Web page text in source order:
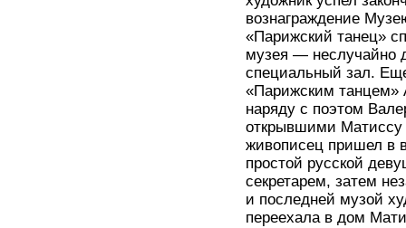
вознаграждение
«Парижский танец»
музея — неслучайно
специальный зал.
«Парижским танцем»
наряду с поэтом
открывшими Матиссу
живописец пришел в
простой русской
секретарем, затем
и последней музой
переехала в дом